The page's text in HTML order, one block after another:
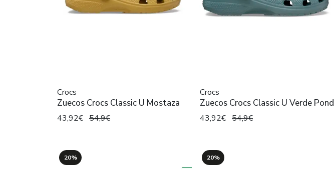
Crocs
Zuecos Crocs Classic U Mostaza
43,92€ 54,9€
Crocs
Zuecos Crocs Classic U Verde Pond
43,92€ 54,9€
20% 20%